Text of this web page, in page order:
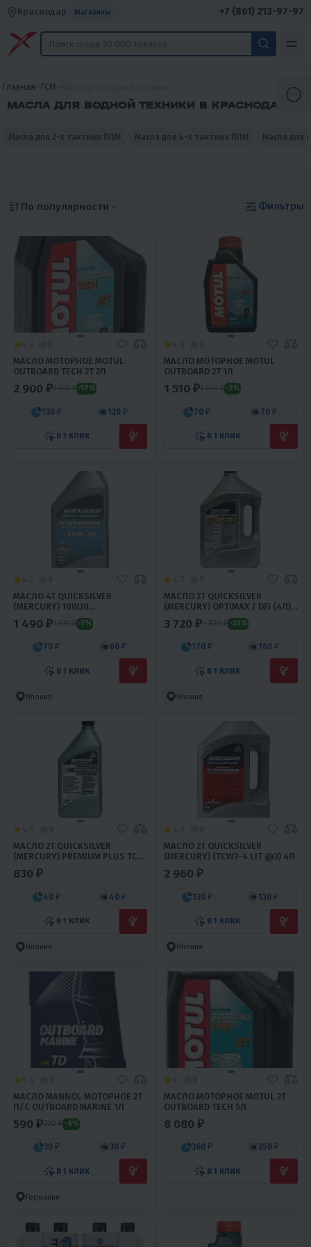
Краснодар Магазины +7 (861) 213-97-97
Главная ГСМ
МАСЛА ДЛЯ ВОДНОЙ ТЕХНИКИ В КРАСНОДАРЕ
Масла для 2-х тактных ПЛМ Масла для 4-х тактных ПЛМ Масла для
По популярности Фильтры
МАСЛО МОТОРНОЕ MOTUL
OUTBOARD TECH 2T 2Л
2 900 ₽3 510 ₽ -17%
130 ₽ 120 ₽
В 1 КЛИК
МАСЛО МОТОРНОЕ MOTUL
OUTBOARD 2T 1Л
1 510 ₽1 540 ₽ -2%
70 ₽ 70 ₽
В 1 КЛИК
МАСЛО 4T QUICKSILVER
(MERCURY) 10W30
МИНЕРАЛЬНОЕ (1Л)
1 490 ₽1 610 ₽ -7%
70 ₽ 60 ₽
В 1 КЛИК
Япония
МАСЛО 2T QUICKSILVER
(MERCURY) OPTIMAX / DFI (4Л)
3 720 ₽4 830 ₽ -23%
170 ₽ 160 ₽
В 1 КЛИК
Япония
МАСЛО 2T QUICKSILVER
(MERCURY) PREMIUM PLUS TC-
W3 (1Л) 5364
830 ₽
40 ₽ 40 ₽
В 1 КЛИК
Япония
МАСЛО 2T QUICKSILVER
(MERCURY) (TCW3-4 LIT @3) 4Л
2 960 ₽
130 ₽ 130 ₽
В 1 КЛИК
Япония
МАСЛО MANNOL МОТОРНОЕ 2T
П/С OUTBOARD MARINE 1Л
590 ₽630 ₽ -6%
30 ₽ 30 ₽
В 1 КЛИК
Германия
МАСЛО МОТОРНОЕ MOTUL 2Т
OUTBOARD TECH 5Л
8 080 ₽
360 ₽ 350 ₽
В 1 КЛИК